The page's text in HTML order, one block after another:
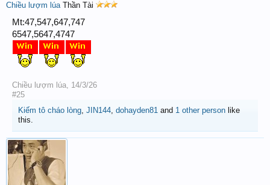
Chiều lượm lúa Thần Tài
Mt:47,547,647,747
6547,5647,4747
Chiều lượm lúa, 14/3/26
#25
Kiếm tô cháo lòng, JIN144, dohayden81 and 1 other person like
this.